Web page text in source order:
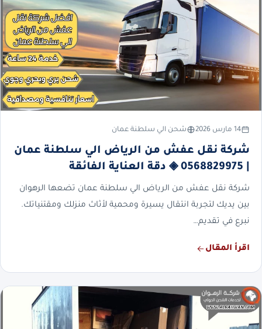
14 مارس 2026 شحن الي سلطنة عمان
شركة نقل عفش من الرياض الي سلطنة عمان
شركة نقل عفش من الرياض الي سلطنة عمان تضعها الرهوان
بين يديك لتجربة انتقال يسيرة ومحمية لأثاث منزلك ومقتنياتك.
نبرع في تقديم…
اقرأ المقال